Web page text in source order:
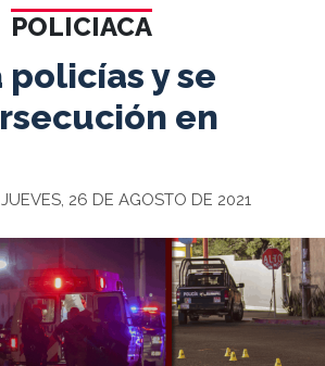
POLICIACA
policías y se
en
26 DE AGOSTO DE 2021